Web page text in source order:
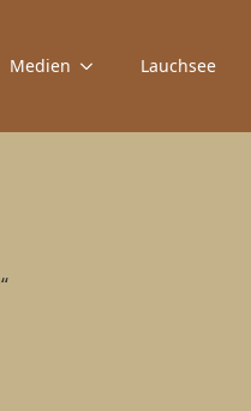
Medien Lauchsee